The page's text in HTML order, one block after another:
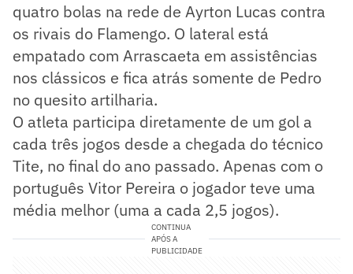
quatro bolas na rede de Ayrton Lucas contra
os rivais do Flamengo. O lateral está
empatado com Arrascaeta em assistências
nos clássicos e fica atrás somente de Pedro
no quesito artilharia.
O atleta participa diretamente de um gol a
cada três jogos desde a chegada do técnico
Tite, no final do ano passado. Apenas com o
português Vitor Pereira o jogador teve uma
média melhor (uma a cada 2,5 jogos).
CONTINUA
APÓS A
PUBLICIDADE